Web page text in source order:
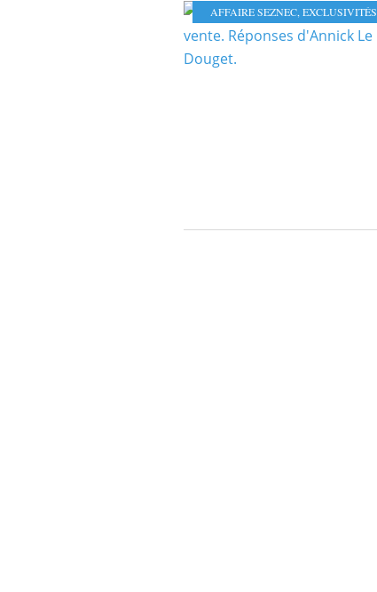
AFFAIRE SEZNEC, EXCLUSIVITÉS